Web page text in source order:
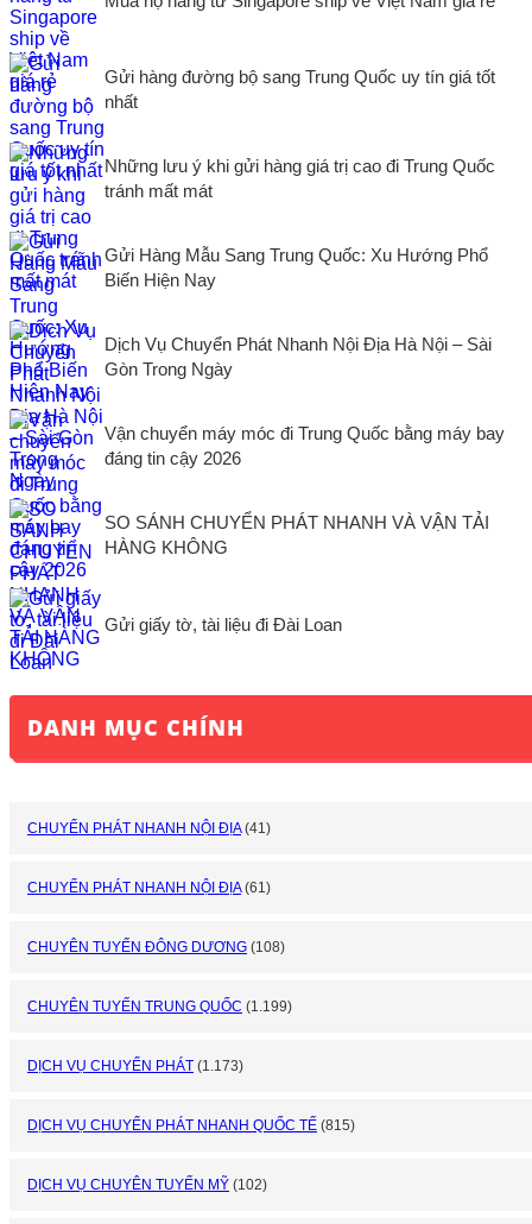
Gửi hàng đường bộ sang Trung Quốc uy tín giá tốt
nhất
Những lưu ý khi gửi hàng giá trị cao đi Trung Quốc
tránh mất mát
Gửi Hàng Mẫu Sang Trung Quốc: Xu Hướng Phổ
Biến Hiện Nay
Dịch Vụ Chuyển Phát Nhanh Nội Địa Hà Nội – Sài
Gòn Trong Ngày
Vận chuyển máy móc đi Trung Quốc bằng máy bay
đáng tin cậy 2026
SO SÁNH CHUYỂN PHÁT NHANH VÀ VẬN TẢI
HÀNG KHÔNG
Gửi giấy tờ, tài liệu đi Đài Loan
DANH MỤC CHÍNH
CHUYỂN PHÁT NHANH NỘI ĐỊA(41)
CHUYỂN PHÁT NHANH NỘI ĐỊA(61)
CHUYÊN TUYẾN ĐÔNG DƯƠNG (108)
CHUYÊN TUYẾN TRUNG QUỐC (1.199)
DỊCH VỤ CHUYỂN PHÁT (1.173)
DỊCH VỤ CHUYỂN PHÁT NHANH QUỐC TẾ (815)
DỊCH VỤ CHUYÊN TUYẾN MỸ (102)